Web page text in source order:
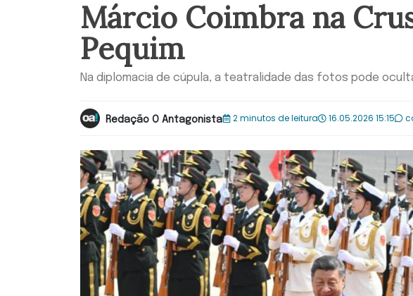
Márcio Coimbra na
Pequim
Na diplomacia de cúpula, a teatralidade das fotos pode
Redação O Antagonista 2 minutos de leitura 16.05.2026 15:15